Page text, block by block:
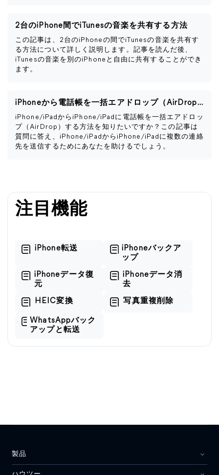
2台のiPhone間でiTunesの音楽を共有する方法
この記事は、2台のiPhoneの間でiTunesの音楽を共有す
る方法について詳しく説明します。記事を読んだ後、
iTunesの音楽を別のiPhoneと自由に共有することができ
ます。
iPhoneから電話帳を一括エアドロップ（AirDrop）する方法
iPhone/iPadからiPhone/iPadに電話帳を一括エアドロッ
プ（AirDrop）する方法を知りたいですか？この記事は
質問に答え、iPhone/iPadからiPhone/iPadに複数の連絡
先を送信するためにあなたを助けるでしょう。
注目機能
iPhone転送
iPhoneバックア
ップ
iPhoneデータ復
元
iPhoneデータ消
去
HEIC変換 写真重複削除
WhatsAppバック
アップと転送
製品